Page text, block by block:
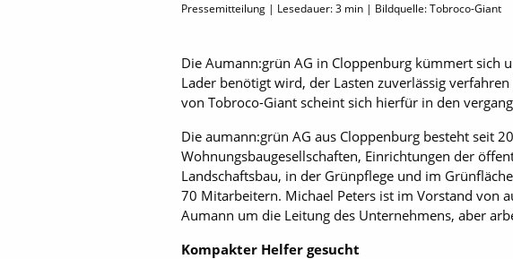
Pressemitteilung | Lesedauer:3 min | Bildquelle: Tobroco-Giant
Die Aumann:grün AG in Cloppenburg kümmert sich
Lader benötigt wird, der Lasten zuverlässig
von Tobroco-Giant scheint sich hierfür in den
Die aumann:grün AG aus Cloppenburg besteht seit
Wohnungsbaugesellschaften, Einrichtungen der
Landschaftsbau, in der Grünpflege und im
70 Mitarbeitern. Michael Peters ist im Vorstand von
Aumann um die Leitung des Unternehmens, aber
Kompakter Helfer gesucht